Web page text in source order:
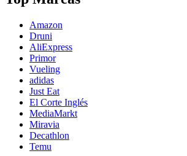
Amazon
Druni
AliExpress
Primor
Vueling
adidas
Just Eat
El Corte Inglés
MediaMarkt
Miravia
Decathlon
Temu